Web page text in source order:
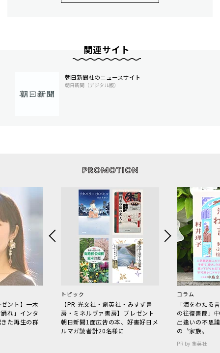
関連サイト
朝日新聞社のニュースサイト
朝日新聞（デジタル版）
ント】一木
れ」インタ
た再生の群
トピック
【PR 光文社・創英社・みすず書
房・ミネルヴァ書房】プレゼント
朝日新聞1面広告の本、好書好日メ
ルマガ読者計20名様に
コラム
「海をわた
の往復書簡」
出逢いの不思
の〝家族〟
PR by 集英社